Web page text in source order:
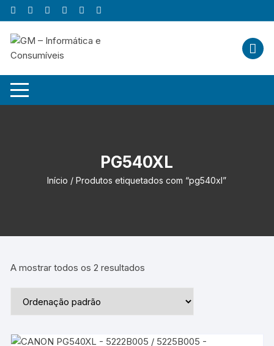
Skip
to
content
PG540XL
Início / Produtos etiquetados com “pg540xl”
A mostrar todos os 2 resultados